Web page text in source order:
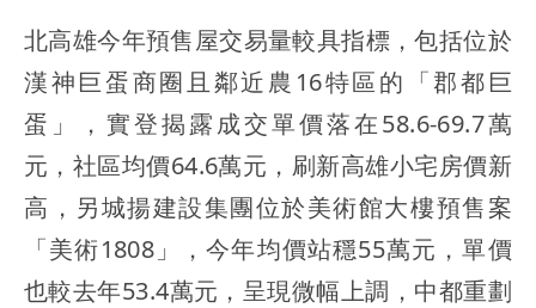
北高雄今年預售屋交易量較具指標，包括位於
漢神巨蛋商圈且鄰近農16特區的「郡都巨
蛋」，實登揭露成交單價落在58.6-69.7萬
元，社區均價64.6萬元，刷新高雄小宅房價新
高，另城揚建設集團位於美術館大樓預售案
「美術1808」，今年均價站穩55萬元，單價
也較去年53.4萬元，呈現微幅上調，中都重劃